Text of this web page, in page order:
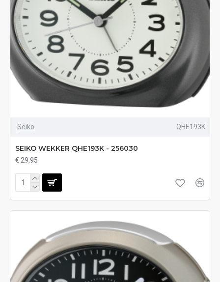
Seiko QHE193K
SEIKO WEKKER QHE193K - 256030
€ 29,95